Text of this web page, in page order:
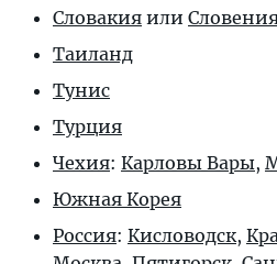
Словакия или
Таиланд
Тунис
Турция
Чехия: Карловы Вары,
Южная Корея
Россия: Кисловодск,